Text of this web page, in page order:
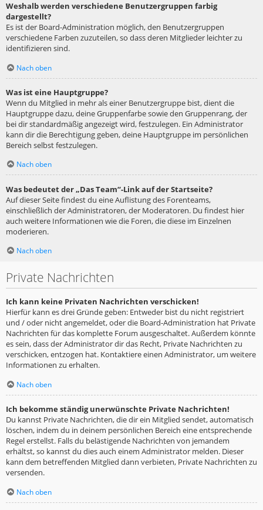
Weshalb werden verschiedene Benutzergruppen farbig
dargestellt?
Es ist der Board-Administration möglich, den Benutzergruppen
verschiedene Farben zuzuteilen, so dass deren Mitglieder leichter zu
identifizieren sind.
Nach oben
Was ist eine Hauptgruppe?
Wenn du Mitglied in mehr als einer Benutzergruppe bist, dient die
Hauptgruppe dazu, deine Gruppenfarbe sowie den Gruppenrang, der
bei dir standardmäßig angezeigt wird, festzulegen. Ein Administrator
kann dir die Berechtigung geben, deine Hauptgruppe im persönlichen
Bereich selbst festzulegen.
Nach oben
Was bedeutet der „Das Team“-Link auf der Startseite?
Auf dieser Seite findest du eine Auflistung des Forenteams,
einschließlich der Administratoren, der Moderatoren. Du findest hier
auch weitere Informationen wie die Foren, die diese im Einzelnen
moderieren.
Nach oben
Private Nachrichten
Ich kann keine Privaten Nachrichten verschicken!
Hierfür kann es drei Gründe geben: Entweder bist du nicht registriert
und / oder nicht angemeldet, oder die Board-Administration hat Private
Nachrichten für das komplette Forum ausgeschaltet. Außerdem könnte
es sein, dass der Administrator dir das Recht, Private Nachrichten zu
verschicken, entzogen hat. Kontaktiere einen Administrator, um weitere
Informationen zu erhalten.
Nach oben
Ich bekomme ständig unerwünschte Private Nachrichten!
Du kannst Private Nachrichten, die dir ein Mitglied sendet, automatisch
löschen, indem du in deinem persönlichen Bereich eine entsprechende
Regel erstellst. Falls du belästigende Nachrichten von jemandem
erhältst, so kannst du dies auch einem Administrator melden. Dieser
kann dem betreffenden Mitglied dann verbieten, Private Nachrichten zu
versenden.
Nach oben